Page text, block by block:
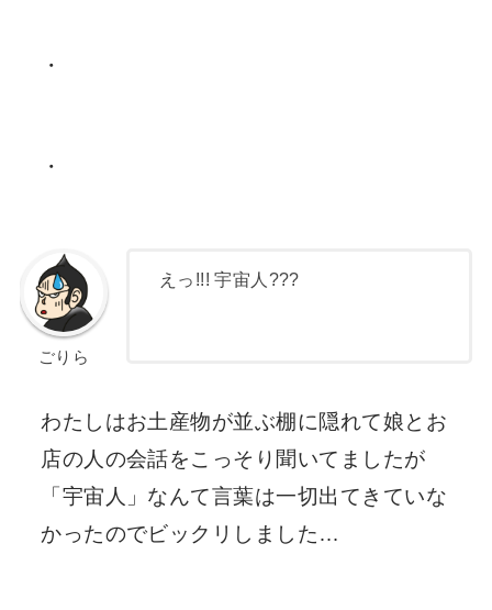
・
・
ごりら
えっ!!! 宇宙人???
わたしはお土産物が並ぶ棚に隠れて娘とお
店の人の会話をこっそり聞いてましたが
「宇宙人」なんて言葉は一切出てきていな
かったのでビックリしました…